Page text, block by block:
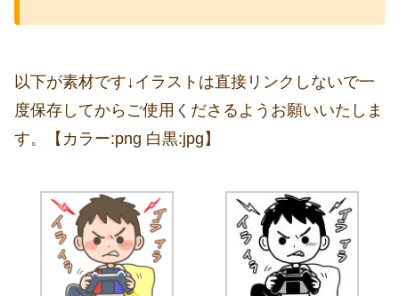
以下が素材です↓イラストは直接リンクしないで一
度保存してからご使用くださるようお願いいたしま
す。【カラー:png 白黒:jpg】